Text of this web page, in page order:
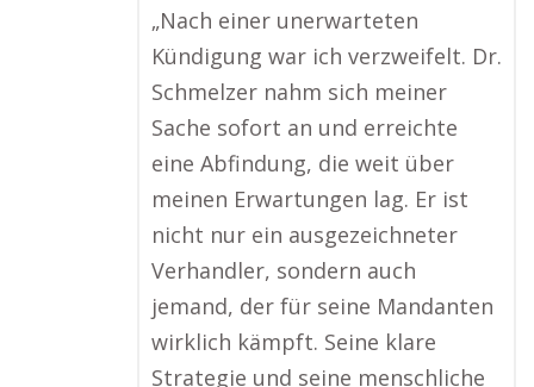
„Nach einer unerwarteten
Kündigung war ich verzweifelt. Dr.
Schmelzer nahm sich meiner
Sache sofort an und erreichte
eine Abfindung, die weit über
meinen Erwartungen lag. Er ist
nicht nur ein ausgezeichneter
Verhandler, sondern auch
jemand, der für seine Mandanten
wirklich kämpft. Seine klare
Strategie und seine menschliche